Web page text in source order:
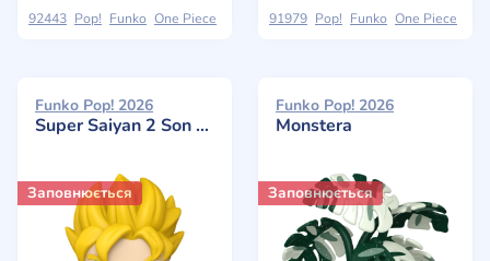
92443 Pop! Funko One Piece
91979 Pop! Funko One Piece
Funko Pop! 2026
Super Saiyan 2 Son Goku (Mini)
Заповнюється
Funko Pop! 2026
Monstera
Заповнюється